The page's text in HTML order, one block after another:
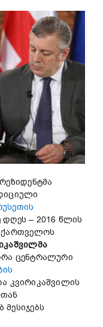
– 2016 წლის
ცენტრალური
კვირიკაშვილის